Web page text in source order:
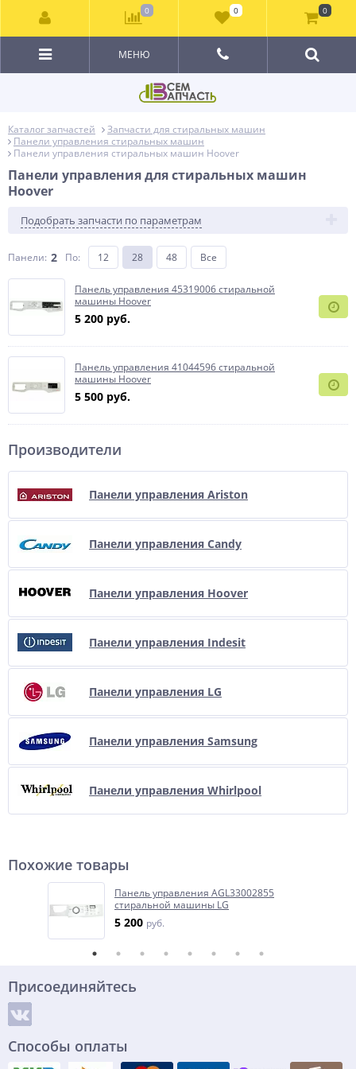
МЕНЮ
Каталог запчастей
Запчасти для стиральных машин
Панели управления стиральных машин
Панели управления стиральных машин Hoover
Панели управления для стиральных машин
Hoover
Подобрать запчасти по параметрам
Панели: 2 По: 12 28 48 Все
Панель управления 45319006 стиральной
машины Hoover
5 200 руб.
Панель управления 41044596 стиральной
машины Hoover
5 500 руб.
Производители
Панели управления Ariston
Панели управления Candy
Панели управления Hoover
Панели управления Indesit
Панели управления LG
Панели управления Samsung
Панели управления Whirlpool
Похожие товары
Панель управления AGL33002855
стиральной машины LG
5 200 руб.
Присоединяйтесь
Способы оплаты
0 0 0